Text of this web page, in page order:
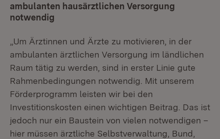
ambulanten hausärztlichen Versorgung
notwendig
„Um Ärztinnen und Ärzte zu motivieren, in der
ambulanten ärztlichen Versorgung im ländlichen
Raum tätig zu werden, sind in erster Linie gute
Rahmenbedingungen notwendig. Mit unserem
Förderprogramm leisten wir bei den
Investitionskosten einen wichtigen Beitrag. Das ist
jedoch nur ein Baustein von vielen notwendigen –
hier müssen ärztliche Selbstverwaltung, Bund,